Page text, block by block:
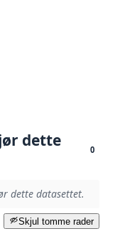
dette
0
dette datasettet.
Skjul tomme rader